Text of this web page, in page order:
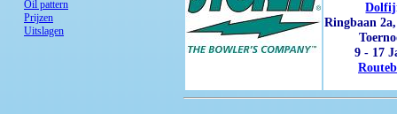
Oil pattern
Prijzen
Uitslagen
Ringbaan
9 - 17